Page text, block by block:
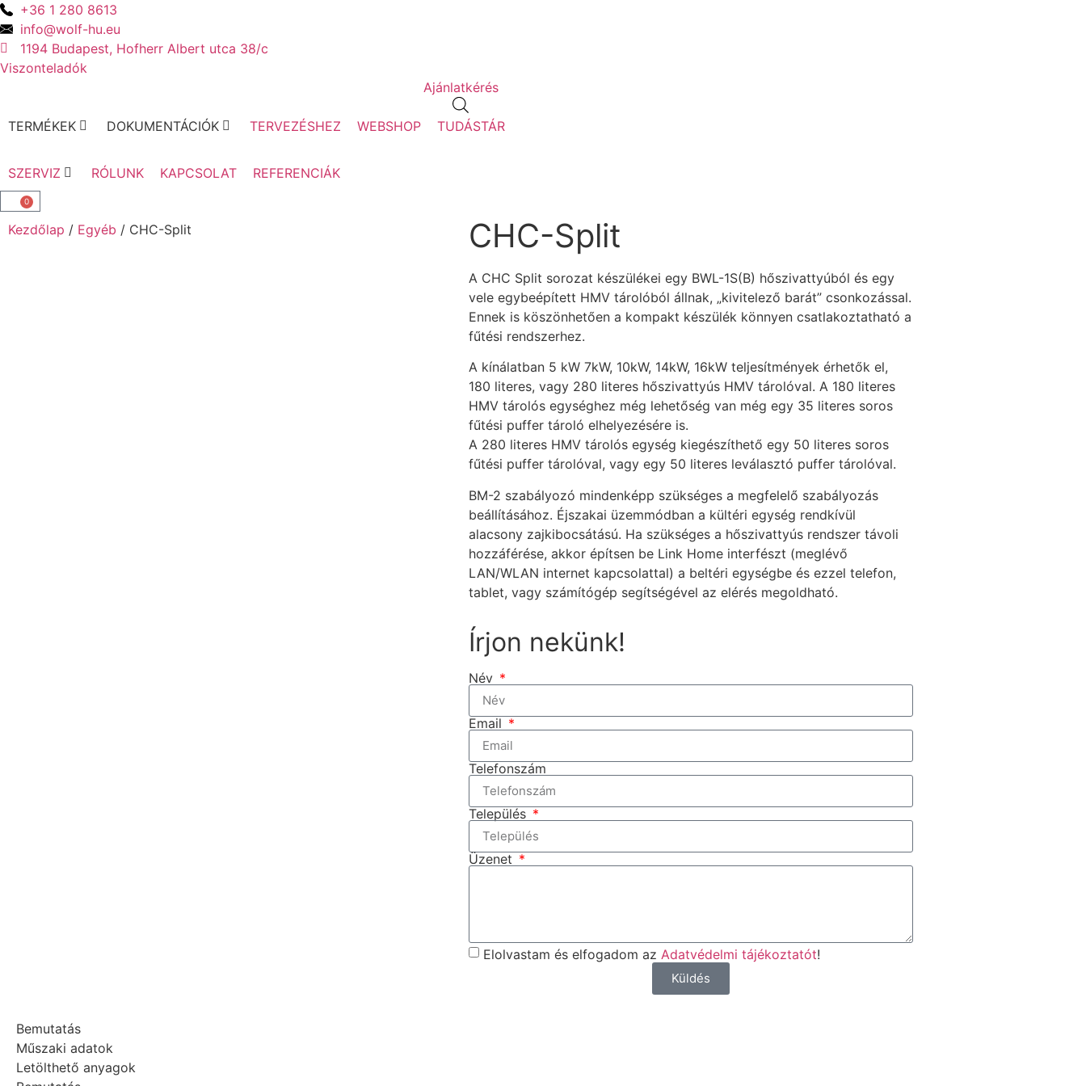
+36 1 280 8613
info@wolf-hu.eu
1194 Budapest, Hofherr Albert utca 38/c
Viszonteladók
Ajánlatkérés
TERMÉKEK DOKUMENTÁCIÓK TERVEZÉSHEZ WEBSHOP TUDÁSTÁR
SZERVIZ RÓLUNK KAPCSOLAT REFERENCIÁK
0
Kezdőlap / Egyéb / CHC-Split CHC-Split
A CHC Split sorozat készülékei egy BWL-1S(B) hőszivattyúból és egy
vele egybeépített HMV tárolóból állnak, „kivitelező barát” csonkozással.
Ennek is köszönhetően a kompakt készülék könnyen csatlakoztatható a
fűtési rendszerhez.
A kínálatban 5 kW 7kW, 10kW, 14kW, 16kW teljesítmények érhetők el,
180 literes, vagy 280 literes hőszivattyús HMV tárolóval. A 180 literes
HMV tárolós egységhez még lehetőség van még egy 35 literes soros
fűtési puffer tároló elhelyezésére is.
A 280 literes HMV tárolós egység kiegészíthető egy 50 literes soros
fűtési puffer tárolóval, vagy egy 50 literes leválasztó puffer tárolóval.
BM-2 szabályozó mindenképp szükséges a megfelelő szabályozás
beállításához. Éjszakai üzemmódban a kültéri egység rendkívül
alacsony zajkibocsátású. Ha szükséges a hőszivattyús rendszer távoli
hozzáférése, akkor építsen be Link Home interfészt (meglévő
LAN/WLAN internet kapcsolattal) a beltéri egységbe és ezzel telefon,
tablet, vagy számítógép segítségével az elérés megoldható.
Írjon nekünk!
Név
Email
Telefonszám
Település
Üzenet
Elolvastam és elfogadom az Adatvédelmi tájékoztatót!
Küldés
Bemutatás
Műszaki adatok
Letölthető anyagok